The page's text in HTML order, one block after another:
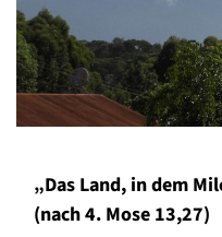
„Das Land, in dem
(nach 4. Mose 13,27)